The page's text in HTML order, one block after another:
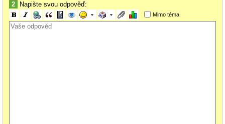
2 Napište svou odpověď:
Mimo téma